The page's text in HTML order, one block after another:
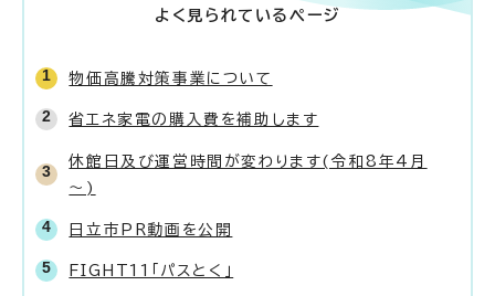
よく見られているページ
物価高騰対策事業について
省エネ家電の購入費を補助します
休館日及び運営時間が変わります(令和8年4月
～)
日立市PR動画を公開
FIGHT11「パスとく」